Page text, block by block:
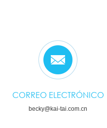
CORREO ELECTRÓNICO
becky@kai-tai.com.cn